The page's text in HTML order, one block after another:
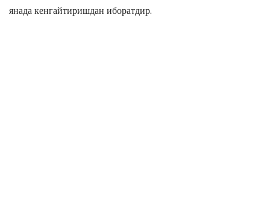
янада кенгайтиришдан иборатдир.